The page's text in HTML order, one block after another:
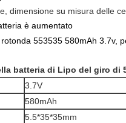
dimensione su misura delle
è aumentato
batteria di Lipo del giro di
3.7V
580mAh
5.5*35*35mm